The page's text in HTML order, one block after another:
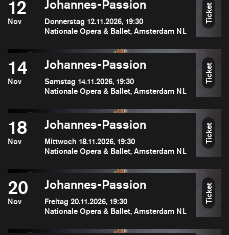
12
Nov
Johannes-Passion
Donnerstag 12.11.2026, 19:30
Nationale Opera & Ballet, Amsterdam NL
Ticket
14
Nov
Johannes-Passion
Samstag 14.11.2026, 19:30
Nationale Opera & Ballet, Amsterdam NL
Ticket
18
Nov
Johannes-Passion
Mittwoch 18.11.2026, 19:30
Nationale Opera & Ballet, Amsterdam NL
Ticket
20
Nov
Johannes-Passion
Freitag 20.11.2026, 19:30
Nationale Opera & Ballet, Amsterdam NL
Ticket